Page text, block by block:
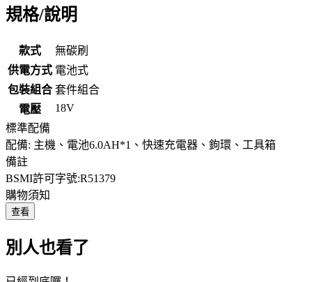
規格/說明
款式
無碳刷
供電方式 電池式
包裝組合 套件組合
電壓
18V
標準配備
配備: 主機、電池6.0AH*1、快速充電器、鉤環、工具箱
備註
BSMI許可字號:R51379
購物須知
查看
別人也看了